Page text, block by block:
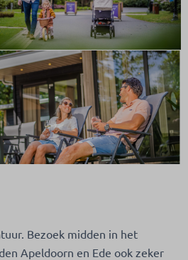
Bezoek midden in het
Apeldoorn en Ede ook zeker